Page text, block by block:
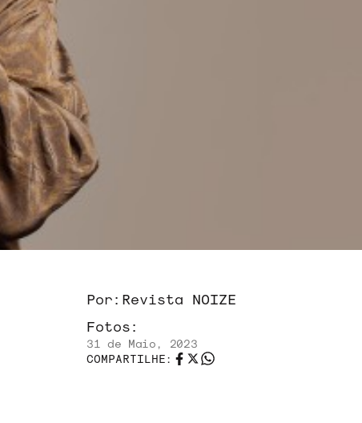
Por: Revista NOIZE
Fotos:
31 de Maio, 2023
COMPARTILHE: